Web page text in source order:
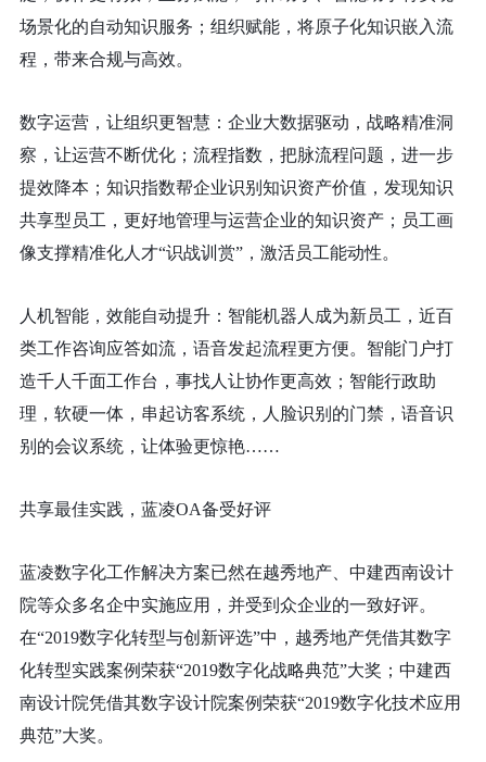
场景化的自动知识服务；组织赋能，将原子化知识嵌入流
程，带来合规与高效。
数字运营，让组织更智慧：企业大数据驱动，战略精准洞
察，让运营不断优化；流程指数，把脉流程问题，进一步
提效降本；知识指数帮企业识别知识资产价值，发现知识
共享型员工，更好地管理与运营企业的知识资产；员工画
像支撑精准化人才“识战训赏”，激活员工能动性。
人机智能，效能自动提升：智能机器人成为新员工，近百
类工作咨询应答如流，语音发起流程更方便。智能门户打
造千人千面工作台，事找人让协作更高效；智能行政助
理，软硬一体，串起访客系统，人脸识别的门禁，语音识
别的会议系统，让体验更惊艳……
共享最佳实践，蓝凌OA备受好评
蓝凌数字化工作解决方案已然在越秀地产、中建西南设计
院等众多名企中实施应用，并受到众企业的一致好评。
在“2019数字化转型与创新评选”中，越秀地产凭借其数字
化转型实践案例荣获“2019数字化战略典范”大奖；中建西
南设计院凭借其数字设计院案例荣获“2019数字化技术应用
典范”大奖。